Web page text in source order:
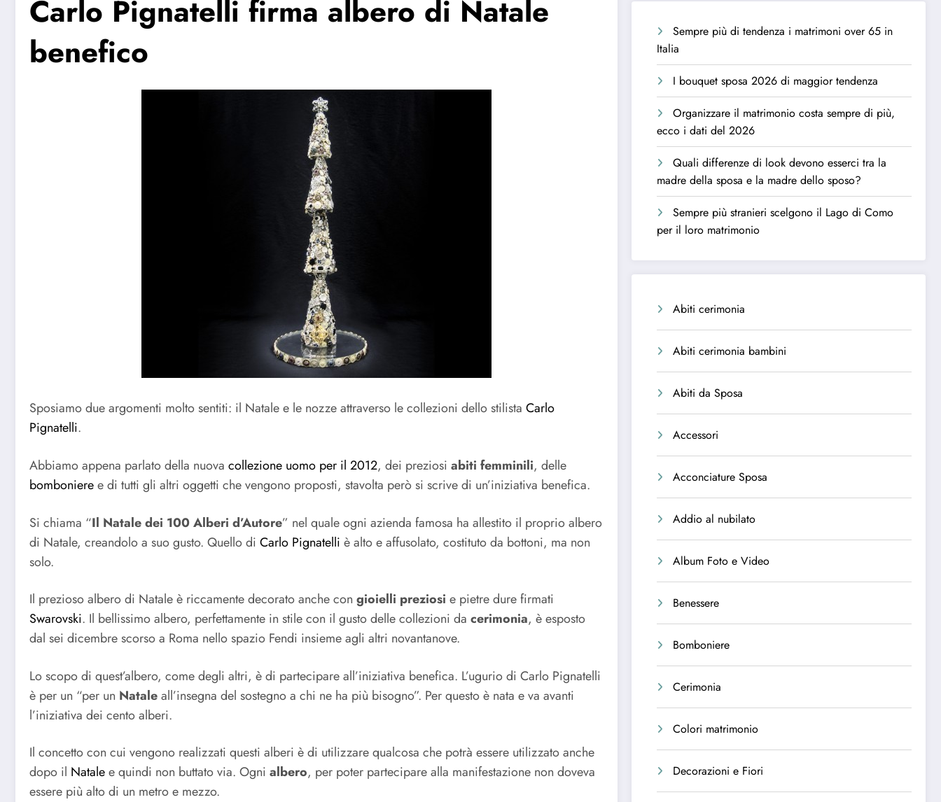
Carlo Pignatelli firma albero di Natale
benefico
Sposiamo due argomenti molto sentiti: il Natale e le nozze attraverso le collezioni dello stilista Carlo
Pignatelli.
Abbiamo appena parlato della nuova collezione uomo per il 2012, dei preziosi abiti femminili, delle
bombonieree di tutti gli altri oggetti che vengono proposti, stavolta però si scrive di un’iniziativa benefica.
Si chiama “Il Natale dei 100 Alberi d’Autore” nel quale ogni azienda famosa ha allestito il proprio albero
di Natale, creandolo a suo gusto. Quello di Carlo Pignatelli è alto e affusolato, costituto da bottoni, ma non
solo.
Il prezioso albero di Natale è riccamente decorato anche con gioielli preziosi e pietre dure firmati
Swarovski. Il bellissimo albero, perfettamente in stile con il gusto delle collezioni da cerimonia, è esposto
dal sei dicembre scorso a Roma nello spazio Fendi insieme agli altri novantanove.
Lo scopo di quest’albero, come degli altri, è di partecipare all’iniziativa benefica. L’ugurio di Carlo Pignatelli
è per un “per un Nataleall’insegna del sostegno a chi ne ha più bisogno”. Per questo è nata e va avanti
l’iniziativa dei cento alberi.
Il concetto con cui vengono realizzati questi alberi è di utilizzare qualcosa che potrà essere utilizzato anche
dopo il Natalee quindi non buttato via. Ogni albero, per poter partecipare alla manifestazione non doveva
essere più alto di un metro e mezzo.
Sempre più di tendenza i matrimoni over 65 in
Italia
I bouquet sposa 2026 di maggior tendenza
Organizzare il matrimonio costa sempre di più,
ecco i dati del 2026
Quali differenze di look devono esserci tra la
madre della sposa e la madre dello sposo?
Sempre più stranieri scelgono il Lago di Como
per il loro matrimonio
Abiti cerimonia
Abiti cerimonia bambini
Abiti da Sposa
Accessori
Acconciature Sposa
Addio al nubilato
Album Foto e Video
Benessere
Bomboniere
Cerimonia
Colori matrimonio
Decorazioni e Fiori